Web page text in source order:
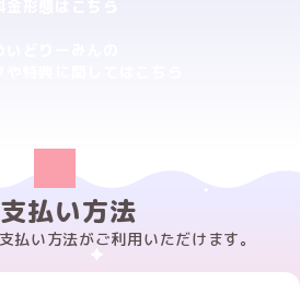
払い方法
払い方法がご利用いただけます。